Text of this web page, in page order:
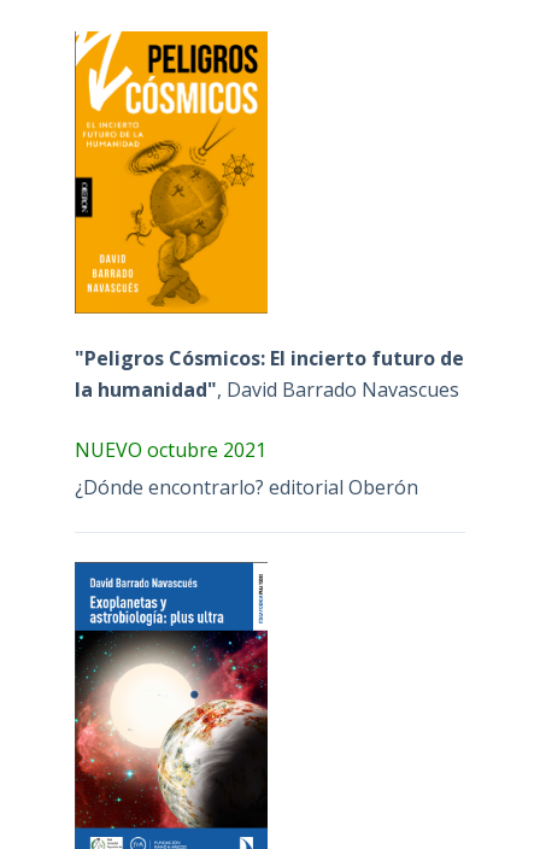
"Peligros Cósmicos: El incierto futuro de
la humanidad", David Barrado Navascues
NUEVO octubre 2021
¿Dónde encontrarlo? editorial Oberón